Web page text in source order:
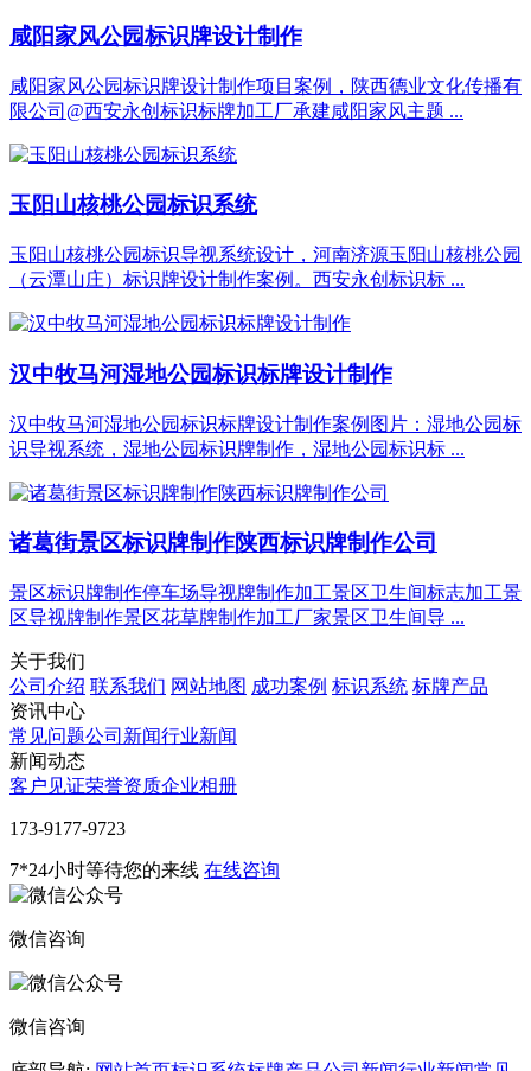
咸阳家风公园标识牌设计制作
咸阳家风公园标识牌设计制作项目案例，陕西德业文化传播有
限公司@西安永创标识标牌加工厂承建咸阳家风主题 ...
玉阳山核桃公园标识系统
玉阳山核桃公园标识导视系统设计，河南济源玉阳山核桃公园
（云潭山庄）标识牌设计制作案例。西安永创标识标 ...
汉中牧马河湿地公园标识标牌设计制作
汉中牧马河湿地公园标识标牌设计制作案例图片：湿地公园标
识导视系统，湿地公园标识牌制作，湿地公园标识标 ...
诸葛街景区标识牌制作陕西标识牌制作公司
景区标识牌制作停车场导视牌制作加工景区卫生间标志加工景
区导视牌制作景区花草牌制作加工厂家景区卫生间导 ...
关于我们
公司介绍 联系我们 网站地图 成功案例 标识系统 标牌产品
资讯中心
常见问题公司新闻行业新闻
新闻动态
客户见证荣誉资质企业相册
‭173-9177-9723
7*24小时等待您的来线 在线咨询
微信咨询
微信咨询